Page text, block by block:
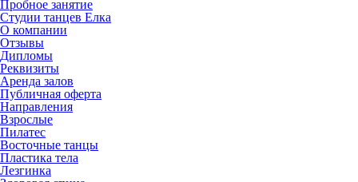
Пробное занятие
Студии танцев Елка
О компании
Отзывы
Дипломы
Реквизиты
Аренда залов
Публичная оферта
Направления
Взрослые
Пилатес
Восточные танцы
Пластика тела
Лезгинка